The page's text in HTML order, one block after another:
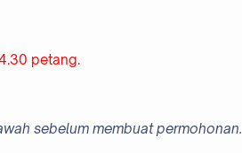
petang.
sebelum membuat permohonan.